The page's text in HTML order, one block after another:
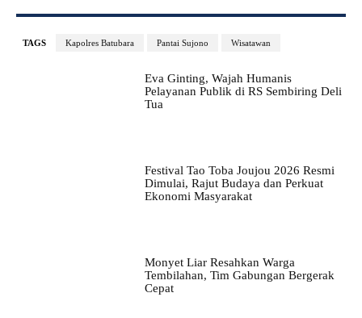
TAGS Kapolres Batubara Pantai Sujono Wisatawan
Eva Ginting, Wajah Humanis
Pelayanan Publik di RS Sembiring Deli
Tua
Festival Tao Toba Joujou 2026 Resmi
Dimulai, Rajut Budaya dan Perkuat
Ekonomi Masyarakat
Monyet Liar Resahkan Warga
Tembilahan, Tim Gabungan Bergerak
Cepat